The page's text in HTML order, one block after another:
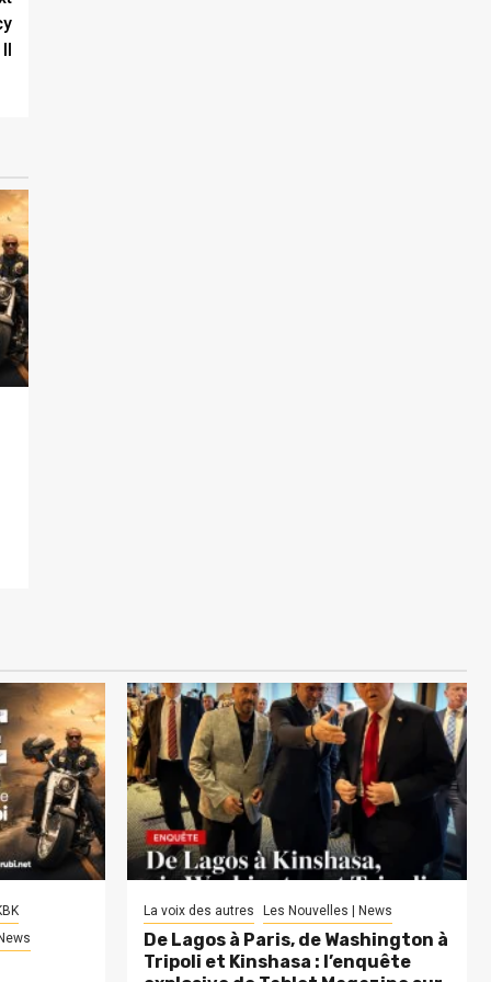
La voix des autres Les Nouvelles | News
De Lagos à Paris, de Washington à
Tripoli et Kinshasa : l’enquête